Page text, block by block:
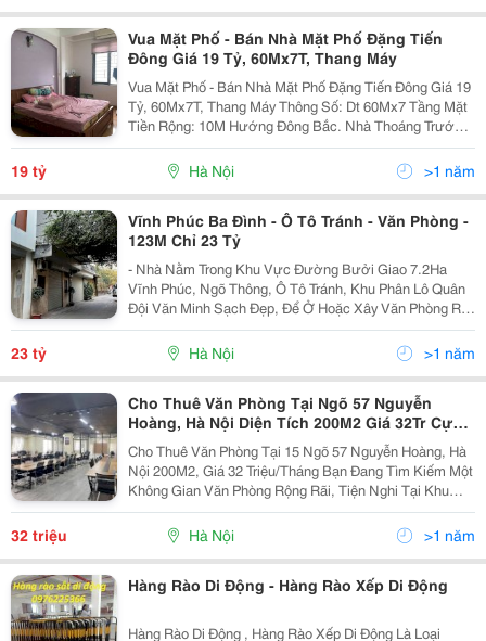
Vua Mặt Phố - Bán Nhà Mặt Phố Đặng Tiến
Đông Giá 19 Tỷ, 60Mx7T, Thang Máy
Vua Mặt Phố - Bán Nhà Mặt Phố Đặng Tiến Đông Giá 19
Tỷ, 60Mx7T, Thang Máy Thông Số: Dt 60Mx7 Tầng Mặt
Tiền Rộng: 10M Hướng Đông Bắc. Nhà Thoáng Trước
Sau. Hiện Đang Cho Thuê Văn Phòng Rất Ổn Định, Có
Thang Máy, Nội Thất Thiết Bị Trong Nhà...
19 tỷ Hà Nội >1 năm
Vĩnh Phúc Ba Đình - Ô Tô Tránh - Văn Phòng -
123M Chỉ 23 Tỷ
- Nhà Nằm Trong Khu Vực Đường Bưởi Giao 7.2Ha
Vĩnh Phúc, Ngõ Thông, Ô Tô Tránh, Khu Phân Lô Quân
Đội Văn Minh Sạch Đẹp, Để Ở Hoặc Xây Văn Phòng Rất
Đẹp - Diện Tích Siêu Rộng, 123M2, Mặt Tiền Đẹp, Sổ
Vuông Như Bánh Chưng - Tiện Ích Xung Quanh Ngập...
23 tỷ Hà Nội >1 năm
Cho Thuê Văn Phòng Tại Ngõ 57 Nguyễn
Hoàng, Hà Nội Diện Tích 200M2 Giá 32Tr Cực
Đẹp
Cho Thuê Văn Phòng Tại 15 Ngõ 57 Nguyễn Hoàng, Hà
Nội 200M2, Giá 32 Triệu/Tháng Bạn Đang Tìm Kiếm Một
Không Gian Văn Phòng Rộng Rãi, Tiện Nghi Tại Khu
Vực Nguyễn Hoàng, Hà Nội? Chúng Tôi Hiện Đang Cho
Thuê Văn Phòng Tại Số 15, Ngõ 57 Nguyễn Hoàng...
32 triệu Hà Nội >1 năm
Hàng Rào Di Động - Hàng Rào Xếp Di Động
Hàng Rào Di Động , Hàng Rào Xếp Di Động Là Loại